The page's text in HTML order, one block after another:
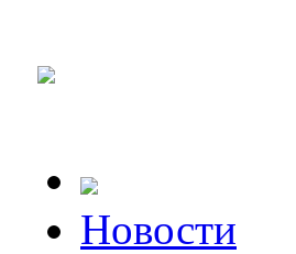
Новости